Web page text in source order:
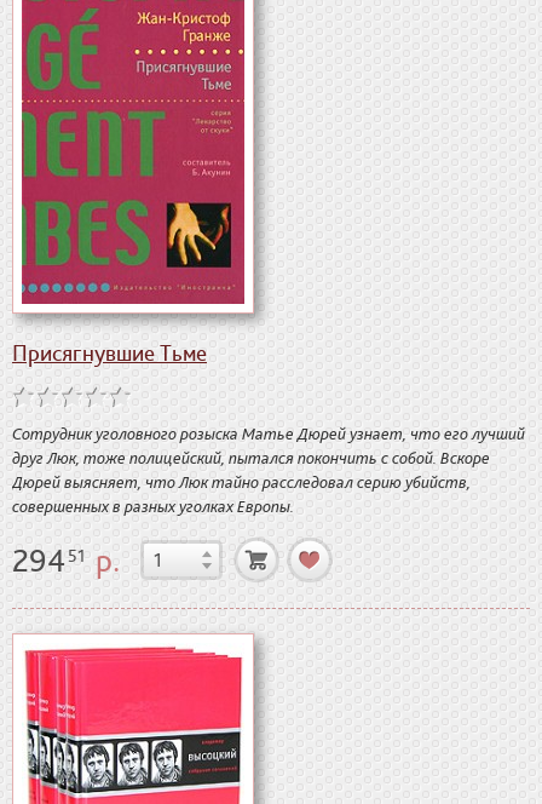
Присягнувшие Тьме
Сотрудник уголовного розыска Матье Дюрей узнает, что его лучший
друг Люк, тоже полицейский, пытался покончить с собой. Вскоре
Дюрей выясняет, что Люк тайно расследовал серию убийств,
совершенных в разных уголках Европы.
29451 р.